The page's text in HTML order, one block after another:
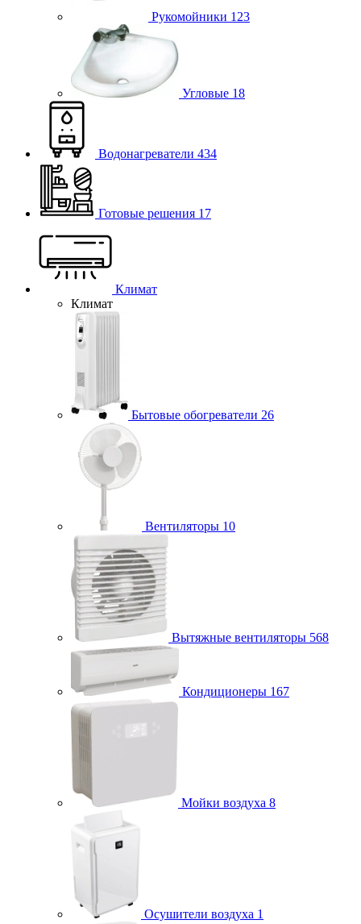
Рукомойники 123
Угловые 18
Водонагреватели 434
Готовые решения 17
Климат
Климат
Бытовые обогреватели 26
Вентиляторы 10
Вытяжные вентиляторы 568
Кондиционеры 167
Мойки воздуха 8
Осушители воздуха 1